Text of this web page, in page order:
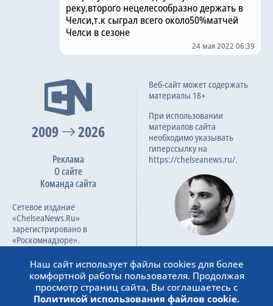
реку,второго нецелесообразно держать в
Челси,т.к сыграл всего около50%матчей
Челси в сезоне
24 мая 2022 06:39
2009 2026
Реклама
О сайте
Команда сайта
Сетевое издание
«ChelseaNews.Ru»
зарегистрировано в
«Роскомнадзоре».
Номер свидетельства ЭЛ №
ФС 77 – 87138.
Веб-сайт может содержать
материалы 18+
При использовании
материалов сайта
необходимо указывать
гиперссылку на
https://chelseanews.ru/.
Основатель сайта
admin@chelseanews.ru
https://www.linkedin.com/
Наш сайт использует файлы cookies для более
комфортной работы пользователя. Продолжая
просмотр страниц сайта, Вы соглашаетесь с
Политикой использования файлов cookie.